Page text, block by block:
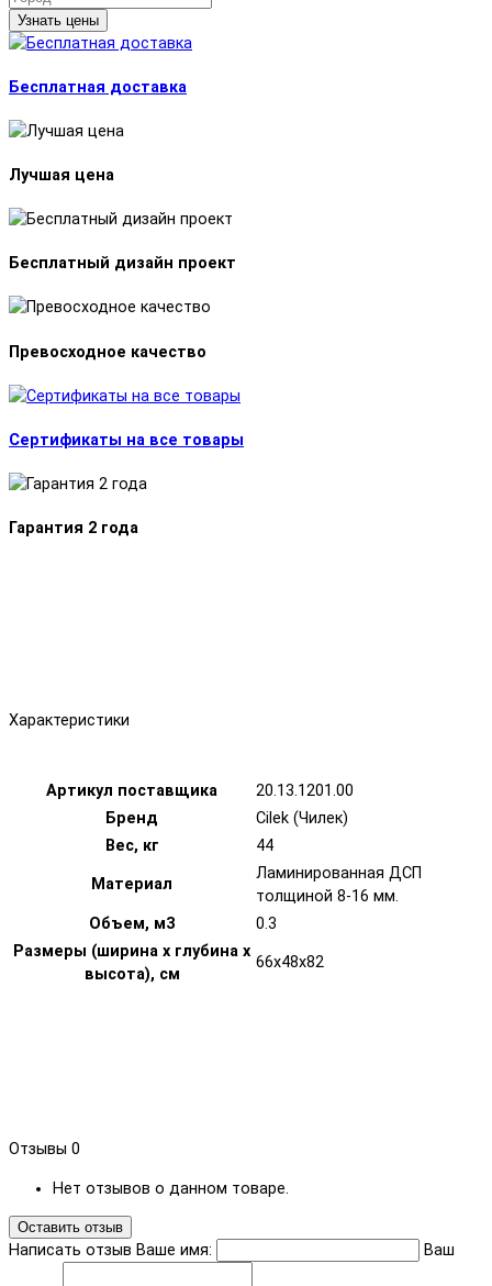
Узнать цены
Бесплатная доставка
Лучшая цена
Бесплатный дизайн проект
Превосходное качество
Сертификаты на все товары
Гарантия 2 года
Характеристики
Артикул поставщика
20.13.1201.00
Бренд
Cilek (Чилек)
Вес, кг
44
Материал
Ламинированная ДСП
толщиной 8-16 мм.
Объем, м3
0.3
Размеры (ширина х глубина х
высота), см
66х48х82
Отзывы 0
Нет отзывов о данном товаре.
Оставить отзыв
Написать отзыв Ваше имя: Ваш